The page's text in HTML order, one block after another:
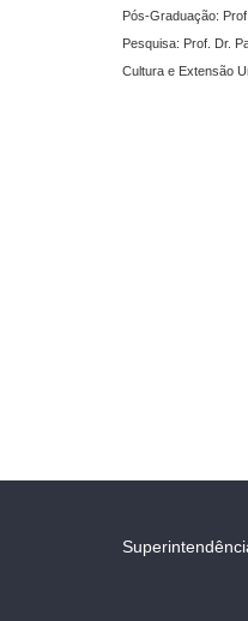
Pós-Graduação:
Pesquisa: Prof. Dr.
Cultura e Extensão